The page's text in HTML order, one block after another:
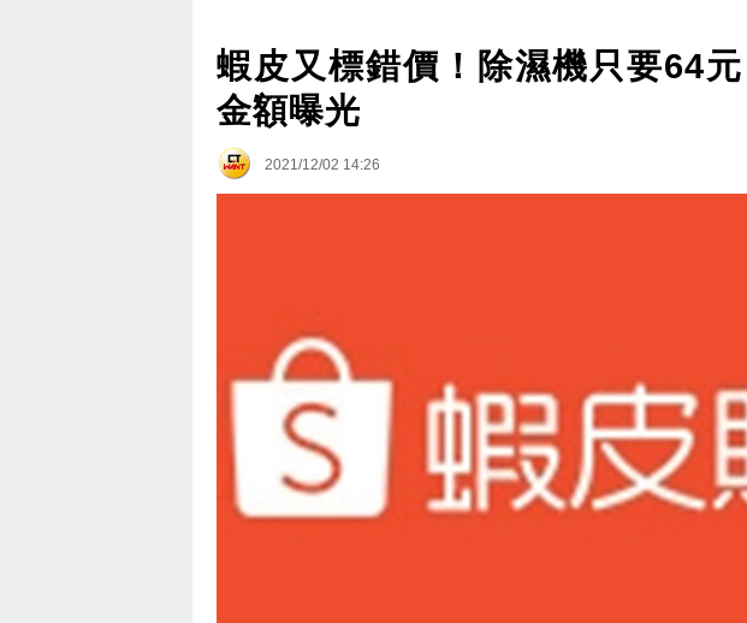
蝦皮又標錯價！除濕機只要64
金額曝光
2021/12/02 14:26